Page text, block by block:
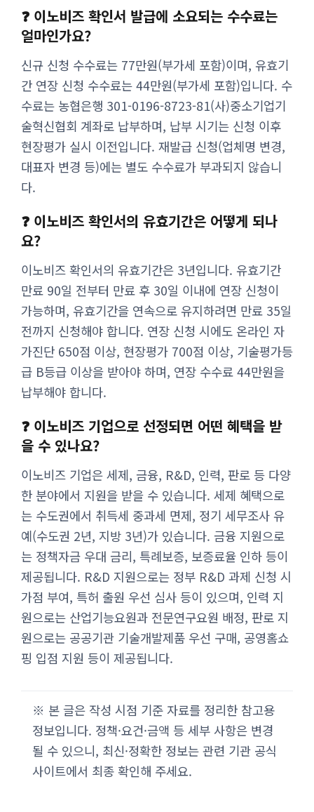
❓ 이노비즈 확인서 발급에 소요되는 수수료는
얼마인가요?
신규 신청 수수료는 77만원(부가세 포함)이며, 유효기
간 연장 신청 수수료는 44만원(부가세 포함)입니다. 수
수료는 농협은행 301-0196-8723-81(사)중소기업기
술혁신협회 계좌로 납부하며, 납부 시기는 신청 이후
현장평가 실시 이전입니다. 재발급 신청(업체명 변경,
대표자 변경 등)에는 별도 수수료가 부과되지 않습니
다.
❓ 이노비즈 확인서의 유효기간은 어떻게 되나
요?
이노비즈 확인서의 유효기간은 3년입니다. 유효기간
만료 90일 전부터 만료 후 30일 이내에 연장 신청이
가능하며, 유효기간을 연속으로 유지하려면 만료 35일
전까지 신청해야 합니다. 연장 신청 시에도 온라인 자
가진단 650점 이상, 현장평가 700점 이상, 기술평가등
급 B등급 이상을 받아야 하며, 연장 수수료 44만원을
납부해야 합니다.
❓ 이노비즈 기업으로 선정되면 어떤 혜택을 받
을 수 있나요?
이노비즈 기업은 세제, 금융, R&D, 인력, 판로 등 다양
한 분야에서 지원을 받을 수 있습니다. 세제 혜택으로
는 수도권에서 취득세 중과세 면제, 정기 세무조사 유
예(수도권 2년, 지방 3년)가 있습니다. 금융 지원으로
는 정책자금 우대 금리, 특례보증, 보증료율 인하 등이
제공됩니다. R&D 지원으로는 정부 R&D 과제 신청 시
가점 부여, 특허 출원 우선 심사 등이 있으며, 인력 지
원으로는 산업기능요원과 전문연구요원 배정, 판로 지
원으로는 공공기관 기술개발제품 우선 구매, 공영홈쇼
핑 입점 지원 등이 제공됩니다.
※ 본 글은 작성 시점 기준 자료를 정리한 참고용
정보입니다. 정책·요건·금액 등 세부 사항은 변경
될 수 있으니, 최신·정확한 정보는 관련 기관 공식
사이트에서 최종 확인해 주세요.